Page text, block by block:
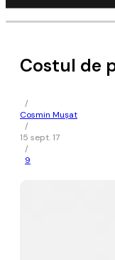
Costul de
/
Cosmin Mușat
/
15 sept. 17
/
9